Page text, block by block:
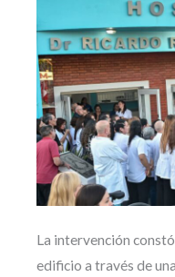
La intervención
edificio a través de